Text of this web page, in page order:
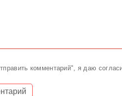
комментарий", я даю